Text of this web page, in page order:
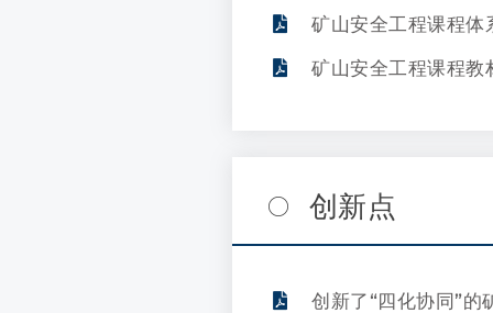
矿山安全工程课程
矿山安全工程课程教
创新点
创新了“四化协同”